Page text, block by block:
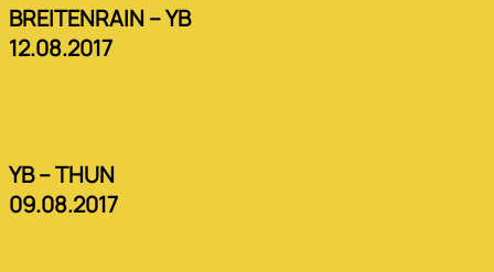
BREITENRAIN – YB
12.08.2017
YB – THUN
09.08.2017